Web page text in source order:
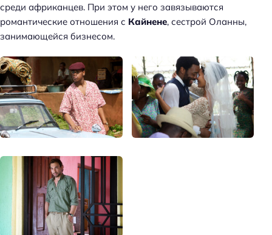
среди африканцев. При этом у него завязываются
романтические отношения с Кайнене, сестрой Оланны,
занимающейся бизнесом.